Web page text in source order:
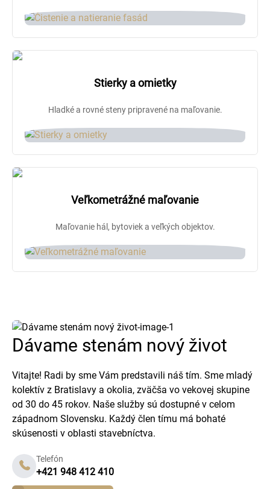
Stierky a omietky
Hladké a rovné steny pripravené na maľovanie.
Veľkometrážné maľovanie
Maľovanie hál, bytoviek a veľkých objektov.
Dávame stenám nový život
Vitajte! Radi by sme Vám predstavili náš tím. Sme mladý
kolektív z Bratislavy a okolia, zväčša vo vekovej skupine
od 30 do 45 rokov. Naše služby sú dostupné v celom
západnom Slovensku. Každý člen tímu má bohaté
skúsenosti v oblasti stavebníctva.
Telefón
+421 948 412 410